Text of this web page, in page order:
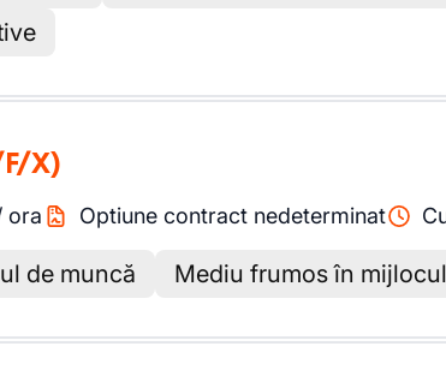
X)
ora Optiune contract nedeterminat
de muncă Mediu frumos în